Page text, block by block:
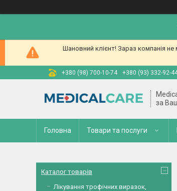
Шановний клієнт! Зараз компанія
+380 (98) 700-10-74 +380 (93) 332-92-
за
Головна Товари та послуги
Каталог товарів
Лікування трофічних виразок,